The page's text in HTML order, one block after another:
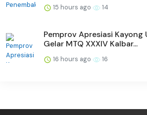
15 hours ago 14
Pemprov Apresiasi Kayong
Gelar MTQ XXXIV Kalbar...
16 hours ago 16